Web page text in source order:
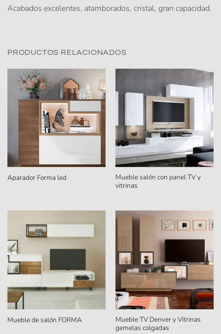
Acabados excelentes, atamborados, cristal, gran capacidad.
PRODUCTOS RELACIONADOS
Aparador Forma led
Mueble salón con panel TV y
vitrinas
Mueble de salón FORMA
Mueble TV Denver y Vitrinas
gemelas colgadas